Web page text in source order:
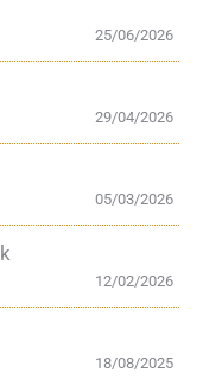
25/06/2026
29/04/2026
05/03/2026
12/02/2026
18/08/2025